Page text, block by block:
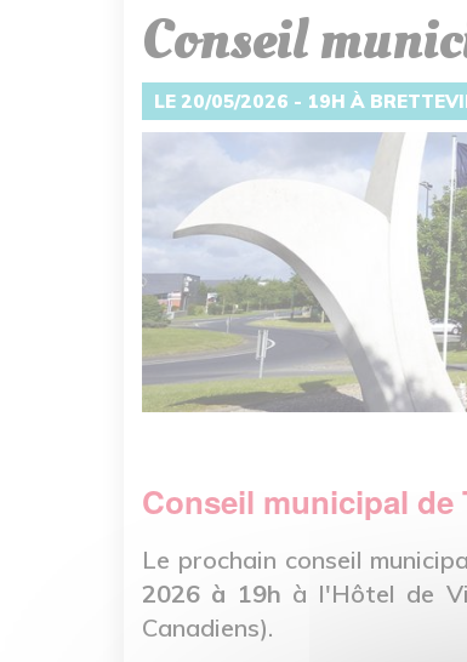
Conseil
LE 20/05/2026 - 19H À
Conseil municipal de
Le prochain conseil
2026 à 19h à l'Hôtel de
Canadiens).